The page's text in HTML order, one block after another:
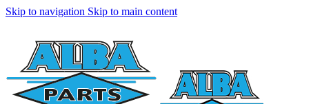
Skip to navigation Skip to main content